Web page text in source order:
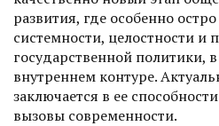
развития, где особенно
системности, целостности и
государственной политики,
внутреннем контуре.
заключается в ее
вызовы современности.